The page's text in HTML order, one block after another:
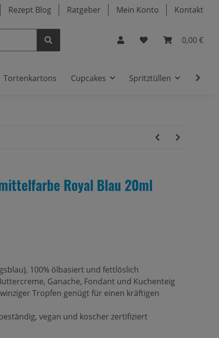
Rezept Blog Ratgeber Mein Konto Kontakt
0,00 €
Tortenkartons Cupcakes Spritztüllen Deko
Royal Blau 20ml
100% ölbasiert und fettlöslich
Ganache, Fondant und Kuchenteig
Tropfen genügt für einen kräftigen
vegan und koscher zertifiziert